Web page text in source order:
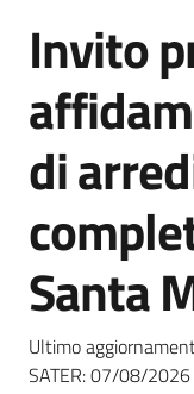
Bandi
di
Supporto
telematiche
Salta al contenuto
Invito
di
Santa
Ultimo
SATER:07/08/2026